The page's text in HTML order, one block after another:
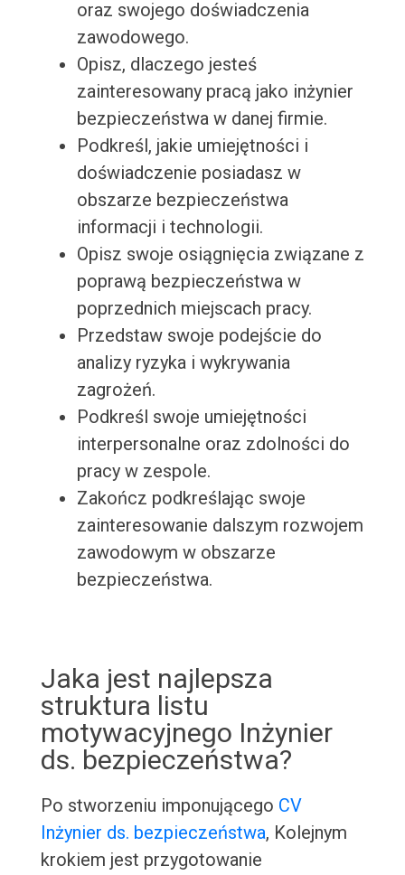
oraz swojego doświadczenia
zawodowego.
Opisz, dlaczego jesteś
zainteresowany pracą jako inżynier
bezpieczeństwa w danej firmie.
Podkreśl, jakie umiejętności i
doświadczenie posiadasz w
obszarze bezpieczeństwa
informacji i technologii.
Opisz swoje osiągnięcia związane z
poprawą bezpieczeństwa w
poprzednich miejscach pracy.
Przedstaw swoje podejście do
analizy ryzyka i wykrywania
zagrożeń.
Podkreśl swoje umiejętności
interpersonalne oraz zdolności do
pracy w zespole.
Zakończ podkreślając swoje
zainteresowanie dalszym rozwojem
zawodowym w obszarze
bezpieczeństwa.
Jaka jest najlepsza
struktura listu
motywacyjnego Inżynier
ds. bezpieczeństwa?
Po stworzeniu imponującego CV
Inżynier ds. bezpieczeństwa, Kolejnym
krokiem jest przygotowanie